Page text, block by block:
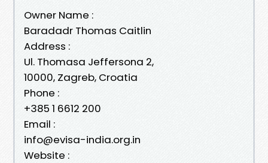
Owner Name :
Baradadr Thomas Caitlin
Address :
Ul. Thomasa Jeffersona 2,
10000, Zagreb, Croatia
Phone :
+385 1 6612 200
Email :
info@evisa-india.org.in
Website :